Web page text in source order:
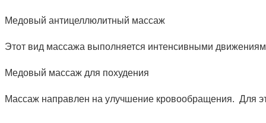
Медовый антицеллюлитный массаж
Этот вид массажа выполняется интенсивными
Медовый массаж для похудения
Массаж направлен на улучшение кровообращения. Для